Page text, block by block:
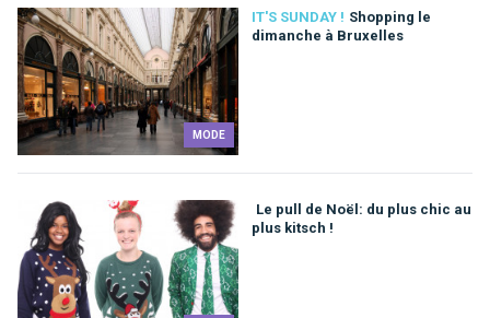
MODE
IT'S SUNDAY ! Shopping le
dimanche à Bruxelles
Le pull de Noël: du plus chic au
plus kitsch !